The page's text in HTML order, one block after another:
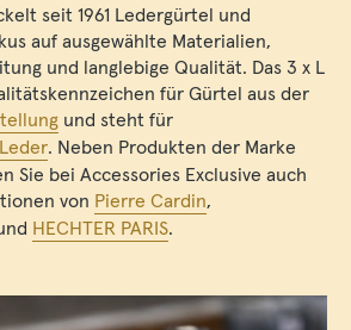
seit 1961 Ledergürtel und
auf ausgewählte Materialien,
und langlebige Qualität. Das 3 x L
für Gürtel aus der
und steht für
. Neben Produkten der Marke
Sie bei Accessories Exclusive auch
von Pierre Cardin,
HECHTER PARIS.